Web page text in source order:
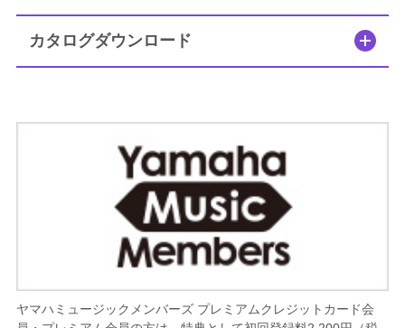
カタログダウンロード
ヤマハミュージックメンバーズ プレミアムクレジットカード会